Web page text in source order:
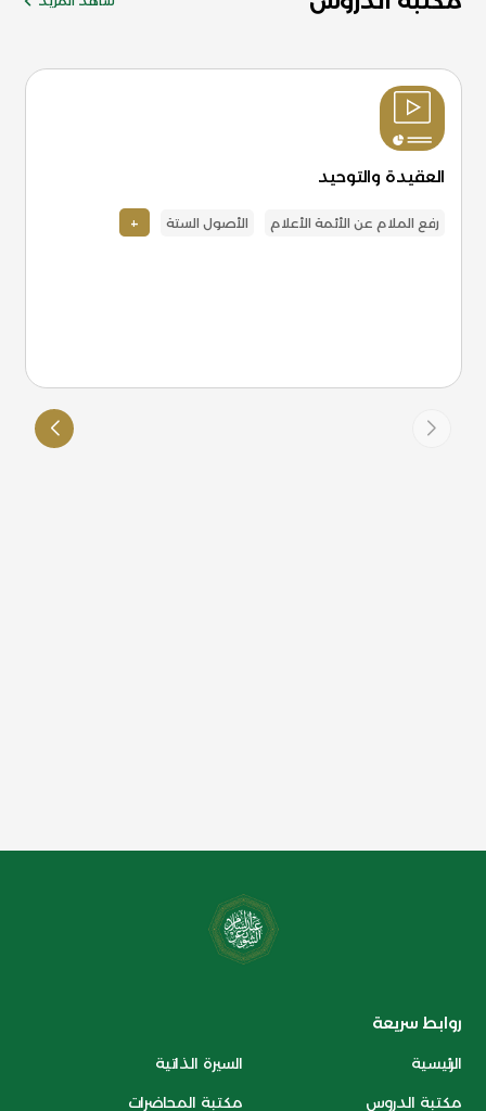
العقيدة والتوحيد
رفع الملام عن الأئمة الأعلام الأصول الستة +
روابط سريعة
الرئيسية السيرة الذاتية
مكتبة الدروس مكتبة المحاضرات